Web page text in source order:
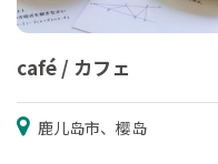
café / カフェ
鹿儿岛市、樱岛